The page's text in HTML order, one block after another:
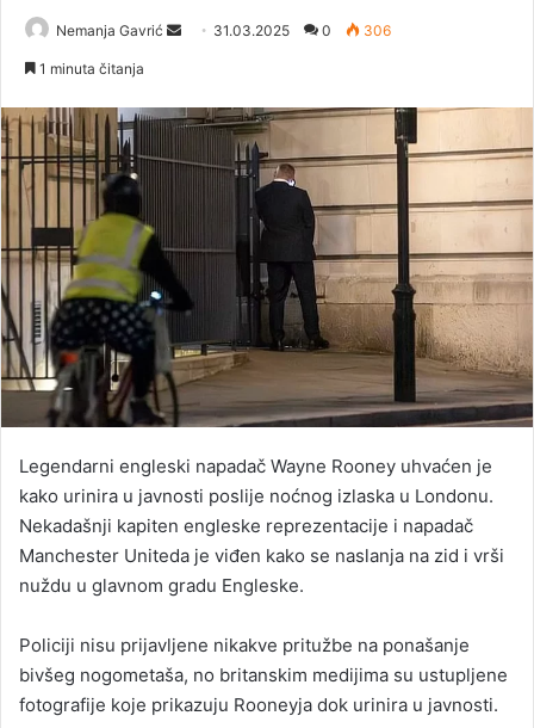
Nemanja Gavrić
d
a
i
l
31.03.2025 0 306
1 minuta čitanja
Legendarni engleski napadač Wayne Rooney uhvaćen je
kako urinira u javnosti poslije noćnog izlaska u Londonu.
Nekadašnji kapiten engleske reprezentacije i napadač
Manchester Uniteda je viđen kako se naslanja na zid i vrši
nuždu u glavnom gradu Engleske.
Policiji nisu prijavljene nikakve pritužbe na ponašanje
bivšeg nogometaša, no britanskim medijima su ustupljene
fotografije koje prikazuju Rooneyja dok urinira u javnosti.